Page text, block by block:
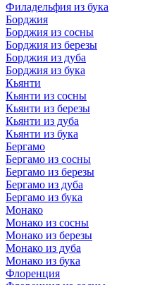
Филадельфия из бука
Борджия
Борджия из сосны
Борджия из березы
Борджия из дуба
Борджия из бука
Кьянти
Кьянти из сосны
Кьянти из березы
Кьянти из дуба
Кьянти из бука
Бергамо
Бергамо из сосны
Бергамо из березы
Бергамо из дуба
Бергамо из бука
Монако
Монако из сосны
Монако из березы
Монако из дуба
Монако из бука
Флоренция